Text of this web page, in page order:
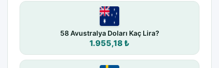
58 Avustralya Doları Kaç Lira?
1.955,18 ₺